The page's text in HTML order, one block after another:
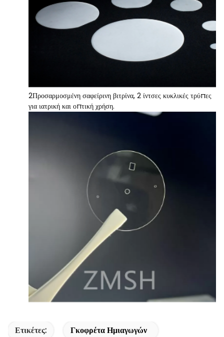
2Προσαρμοσμένη σαφείρινη βιτρίνα, 2 ίντσες κυκλικές τρύπες
για ιατρική και οπτική χρήση.
Ετικέτες:
Γκοφρέτα Ημιαγωγών